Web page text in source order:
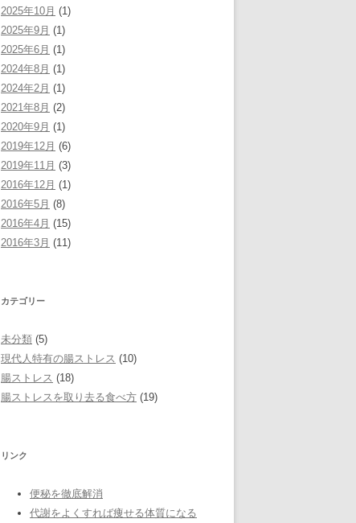
2025年10月 (1)
2025年9月 (1)
2025年6月 (1)
2024年8月 (1)
2024年2月 (1)
2021年8月 (2)
2020年9月 (1)
2019年12月 (6)
2019年11月 (3)
2016年12月 (1)
2016年5月 (8)
2016年4月 (15)
2016年3月 (11)
カテゴリー
未分類 (5)
現代人特有の腸ストレス (10)
腸ストレス (18)
腸ストレスを取り去る食べ方 (19)
リンク
便秘を徹底解消
代謝をよくすれば痩せる体質になる